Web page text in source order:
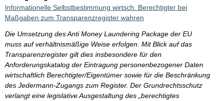
Informationelle Selbstbestimmung wirtsch. Berechtigter bei
Maßgaben zum Transparenzregister wahren
Die Umsetzung des Anti Money Laundering Package der EU
muss auf verhältnismäßige Weise erfolgen. Mit Blick auf das
Transparenzregister gilt dies insbesondere für den
Anforderungskatalog der Eintragung personenbezogener Daten
wirtschaftlich Berechtigter/Eigentümer sowie für die Beschränkung
des Jedermann-Zugangs zum Register. Der Grundrechtsschutz
verlangt eine legislative Ausgestaltung des „berechtigtes